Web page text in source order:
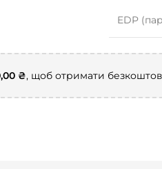
EDP
₴, щоб отримати